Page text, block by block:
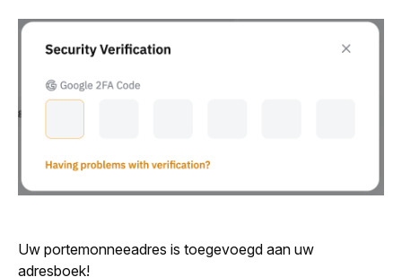
Uw portemonneeadres is toegevoegd aan uw
adresboek!